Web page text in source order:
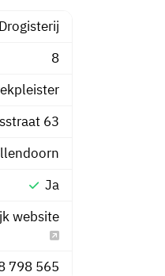
Drogisterij
8
63
Ja
website
798 565